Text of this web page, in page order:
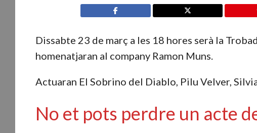
Dissabte 23 de març a les 18 hores serà la
homenatjaran al company Ramon Muns.
Actuaran El Sobrino del Diablo, Pilu Velver,
No et pots perdre un acte